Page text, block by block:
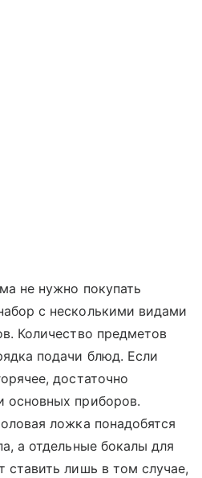
не нужно покупать
с несколькими видами
Количество предметов
подачи блюд. Если
достаточно
основных приборов.
ложка понадобятся
а отдельные бокалы для
ставить лишь в том случае,